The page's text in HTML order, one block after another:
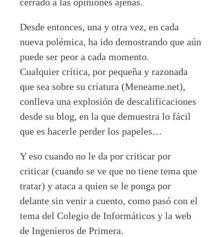
Desde entonces, una y otra vez, en cada
nueva polémica, ha ido demostrando que aún
puede ser peor a cada momento.
Cualquier crítica, por pequeña y razonada
que sea sobre su criatura (Meneame.net),
conlleva una explosión de descalificaciones
desde su blog, en la que demuestra lo fácil
que es hacerle perder los papeles…
Y eso cuando no le da por criticar por
criticar (cuando se ve que no tiene tema que
tratar) y ataca a quien se le ponga por
delante sin venir a cuento, como pasó con el
tema del Colegio de Informáticos y la web
de Ingenieros de Primera.